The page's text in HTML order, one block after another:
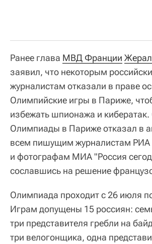
Ранее глава МВД Франции
заявил, что некоторым
журналистам отказали в праве
Олимпийские игры в Париже,
избежать шпионажа и кибератак.
Олимпиады в Париже отказал в
всем пишущим журналистам РИА
и фотографам МИА "Россия
сославшись на решение
Олимпиада проходит с 26 июля
Играм допущены 15 россиян:
три представителя гребли на
три велогонщика, одна